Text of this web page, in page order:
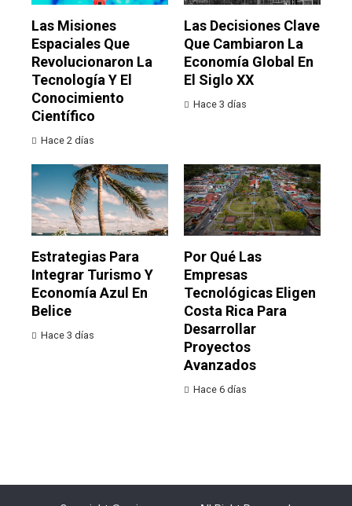
Las Misiones
Espaciales Que
Revolucionaron La
Tecnología Y El
Conocimiento
Científico
Hace 2 días
Las Decisiones Clave
Que Cambiaron La
Economía Global En
El Siglo XX
Hace 3 días
Estrategias Para
Integrar Turismo Y
Economía Azul En
Belice
Hace 3 días
Por Qué Las
Empresas
Tecnológicas Eligen
Costa Rica Para
Desarrollar
Proyectos
Avanzados
Hace 6 días